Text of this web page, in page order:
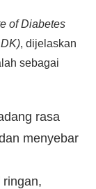
of Diabetes
, dijelaskan
sebagai
rasa
menyebar